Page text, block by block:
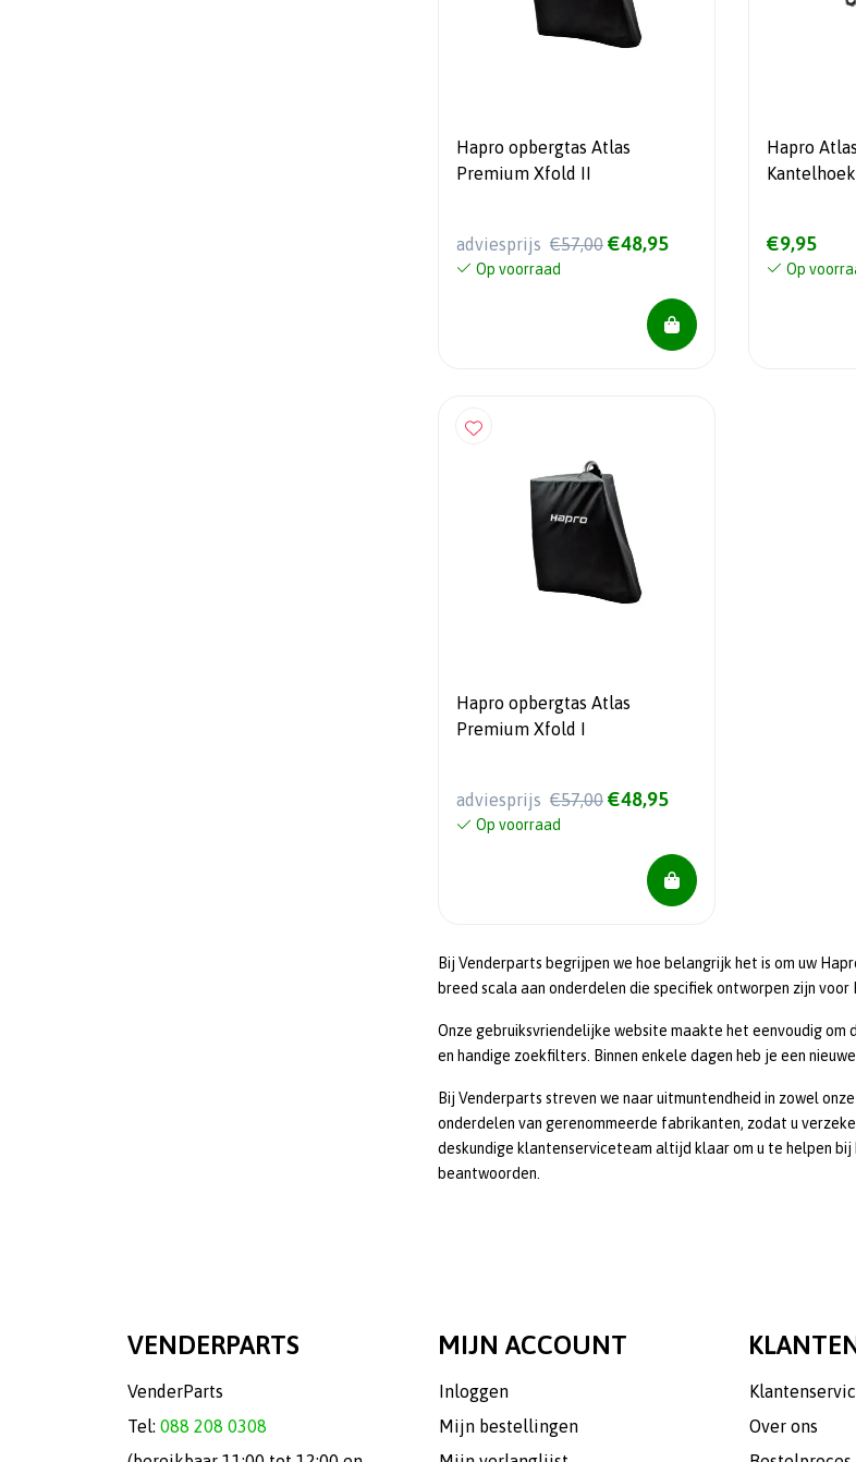
Hapro opbergtas Atlas
Premium Xfold II
adviesprijs €57,00 €48,95
Op voorraad
Hapro
€9,95
Op
Hapro opbergtas Atlas
Premium Xfold I
adviesprijs €57,00 €48,95
Op voorraad
Bij Venderparts begrijpen we hoe belangrijk het is om uw
breed scala aan onderdelen die specifiek ontworpen zijn
Onze gebruiksvriendelijke website maakte het eenvoudig
en handige zoekfilters. Binnen enkele dagen heb je een
Bij Venderparts streven we naar uitmuntendheid in zowel
onderdelen van gerenommeerde fabrikanten, zodat u
deskundige klantenserviceteam altijd klaar om u te helpen
beantwoorden.
VENDERPARTS
VenderParts
Tel: 088 208 0308
MIJN ACCOUNT
Inloggen
Mijn bestellingen
Over ons